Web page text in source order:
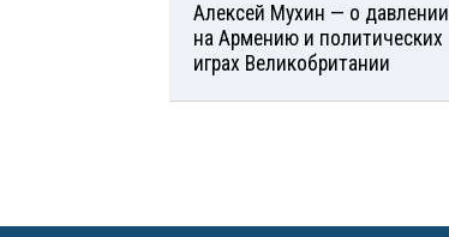
Алексей Мухин — о давлении
на Армению и политических
играх Великобритании